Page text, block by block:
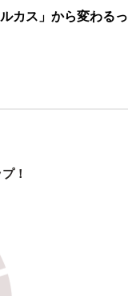
カス」から変わるっ
！